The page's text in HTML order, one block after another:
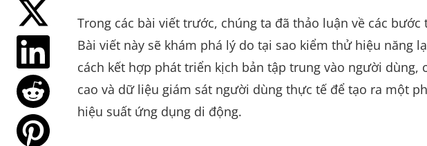
Trong các bài viết trước, chúng ta đã thảo luận về các
Bài viết này sẽ khám phá lý do tại sao kiểm thử hiệu năng
cách kết hợp phát triển kịch bản tập trung vào người dùng,
cao và dữ liệu giám sát người dùng thực tế để tạo ra một
hiệu suất ứng dụng di động.